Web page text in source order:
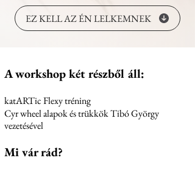
EZ KELL AZ ÉN LELKEMNEK
A workshop két részből áll:
katARTic Flexy tréning
Cyr wheel alapok és trükkök Tibó György
vezetésével
Mi vár rád?